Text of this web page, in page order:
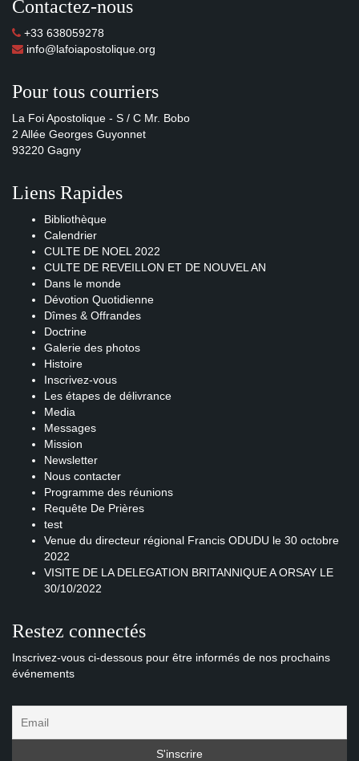
Contactez-nous
+33 638059278
info@lafoiapostolique.org
Pour tous courriers
La Foi Apostolique - S / C Mr. Bobo
2 Allée Georges Guyonnet
93220 Gagny
Liens Rapides
Bibliothèque
Calendrier
CULTE DE NOEL 2022
CULTE DE REVEILLON ET DE NOUVEL AN
Dans le monde
Dévotion Quotidienne
Dîmes & Offrandes
Doctrine
Galerie des photos
Histoire
Inscrivez-vous
Les étapes de délivrance
Media
Messages
Mission
Newsletter
Nous contacter
Programme des réunions
Requête De Prières
test
Venue du directeur régional Francis ODUDU le 30 octobre
2022
VISITE DE LA DELEGATION BRITANNIQUE A ORSAY LE
30/10/2022
Restez connectés
Inscrivez-vous ci-dessous pour être informés de nos prochains
événements